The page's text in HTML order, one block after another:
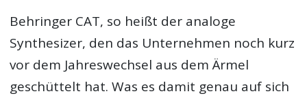
Behringer CAT, so heißt der analoge
Synthesizer, den das Unternehmen noch kurz
vor dem Jahreswechsel aus dem Ärmel
geschüttelt hat. Was es damit genau auf sich